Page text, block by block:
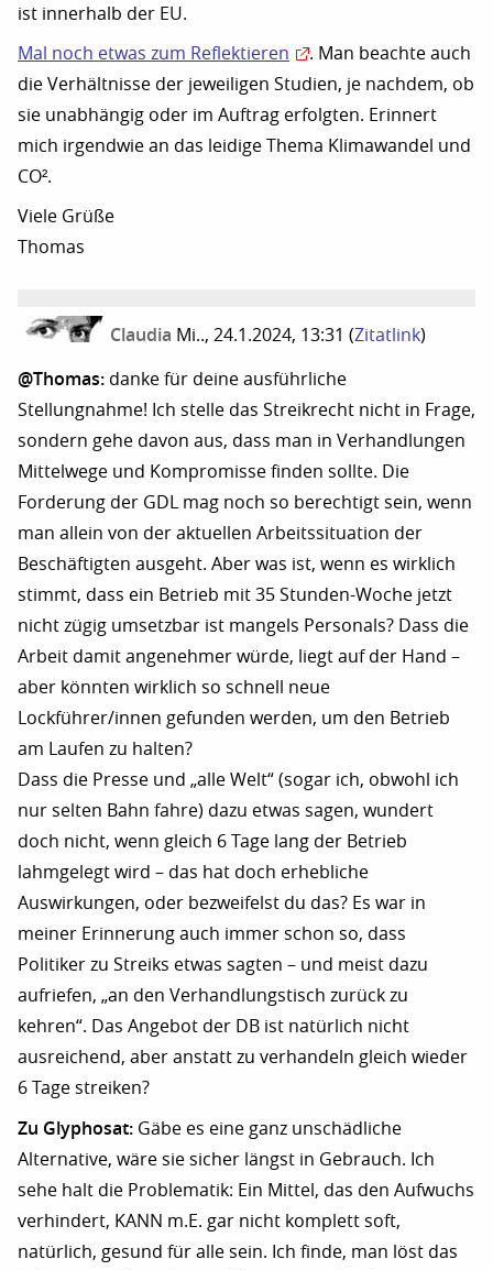
ist innerhalb der EU.
Mal noch etwas zum Reflektieren
. Man beachte auch
die Verhältnisse der jeweiligen Studien, je nachdem, ob
sie unabhängig oder im Auftrag erfolgten. Erinnert
mich irgendwie an das leidige Thema Klimawandel und
CO².
Viele Grüße
Thomas
Claudia Mi.., 24.1.2024, 13:31 (Zitatlink)
@Thomas: danke für deine ausführliche
Stellungnahme! Ich stelle das Streikrecht nicht in Frage,
sondern gehe davon aus, dass man in Verhandlungen
Mittelwege und Kompromisse finden sollte. Die
Forderung der GDL mag noch so berechtigt sein, wenn
man allein von der aktuellen Arbeitssituation der
Beschäftigten ausgeht. Aber was ist, wenn es wirklich
stimmt, dass ein Betrieb mit 35 Stunden-Woche jetzt
nicht zügig umsetzbar ist mangels Personals? Dass die
Arbeit damit angenehmer würde, liegt auf der Hand –
aber könnten wirklich so schnell neue
Lockführer/innen gefunden werden, um den Betrieb
am Laufen zu halten?
Dass die Presse und „alle Welt“ (sogar ich, obwohl ich
nur selten Bahn fahre) dazu etwas sagen, wundert
doch nicht, wenn gleich 6 Tage lang der Betrieb
lahmgelegt wird – das hat doch erhebliche
Auswirkungen, oder bezweifelst du das? Es war in
meiner Erinnerung auch immer schon so, dass
Politiker zu Streiks etwas sagten – und meist dazu
aufriefen, „an den Verhandlungstisch zurück zu
kehren“. Das Angebot der DB ist natürlich nicht
ausreichend, aber anstatt zu verhandeln gleich wieder
6 Tage streiken?
Zu Glyphosat: Gäbe es eine ganz unschädliche
Alternative, wäre sie sicher längst in Gebrauch. Ich
sehe halt die Problematik: Ein Mittel, das den Aufwuchs
verhindert, KANN m.E. gar nicht komplett soft,
natürlich, gesund für alle sein. Ich finde, man löst das